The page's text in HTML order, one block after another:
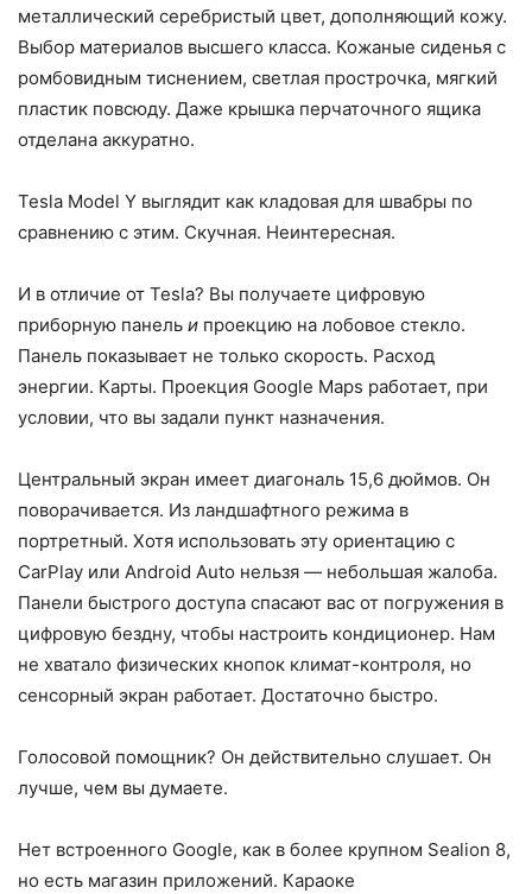
металлический серебристый цвет, дополняющий кожу.
Выбор материалов высшего класса. Кожаные сиденья с
ромбовидным тиснением, светлая прострочка, мягкий
пластик повсюду. Даже крышка перчаточного ящика
отделана аккуратно.
Tesla Model Y выглядит как кладовая для швабры по
сравнению с этим. Скучная. Неинтересная.
И в отличие от Tesla? Вы получаете цифровую
приборную панель и проекцию на лобовое стекло.
Панель показывает не только скорость. Расход
энергии. Карты. Проекция Google Maps работает, при
условии, что вы задали пункт назначения.
Центральный экран имеет диагональ 15,6 дюймов. Он
поворачивается. Из ландшафтного режима в
портретный. Хотя использовать эту ориентацию с
CarPlay или Android Auto нельзя — небольшая жалоба.
Панели быстрого доступа спасают вас от погружения в
цифровую бездну, чтобы настроить кондиционер. Нам
не хватало физических кнопок климат-контроля, но
сенсорный экран работает. Достаточно быстро.
Голосовой помощник? Он действительно слушает. Он
лучше, чем вы думаете.
Нет встроенного Google, как в более крупном Sealion 8,
но есть магазин приложений. Караоке